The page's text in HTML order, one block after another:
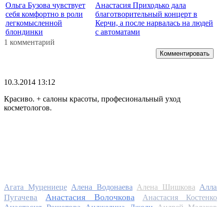
Ольга Бузова чувствует
себя комфортно в роли
легкомысленной
блондинки
Анастасия Приходько дала
благотворительный концерт в
Керчи, а после нарвалась на людей
с автоматами
1 комментарий
Комментировать
10.3.2014 13:12
Красиво. + салоны красоты, професиональный уход
косметологов.
Агата Муцениеце Алена Водонаева Алена Шишкова Алла
Пугачева
Анастасия Волочкова Анастасия Костенко